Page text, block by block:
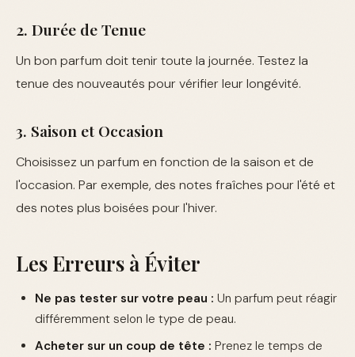
2. Durée de Tenue
Un bon parfum doit tenir toute la journée. Testez la
tenue des nouveautés pour vérifier leur longévité.
3. Saison et Occasion
Choisissez un parfum en fonction de la saison et de
l'occasion. Par exemple, des notes fraîches pour l'été et
des notes plus boisées pour l'hiver.
Les Erreurs à Éviter
Ne pas tester sur votre peau : Un parfum peut réagir
différemment selon le type de peau.
Acheter sur un coup de tête : Prenez le temps de